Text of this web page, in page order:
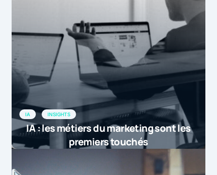
IA INSIGHTS
IA : les métiers du marketing sont les
premiers touchés